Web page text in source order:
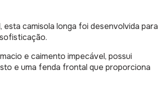
camisola longa foi desenvolvida para
e caimento impecável, possui
e uma fenda frontal que proporciona